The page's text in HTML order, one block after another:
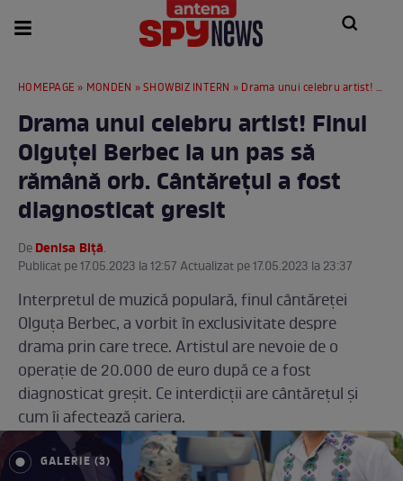
HOMEPAGE » MONDEN »SHOWBIZ INTERN » Drama unui celebru artist! Finul Olguței Berbec la un pas să rămână orb. Cântărețul a fost diagnosticat gresit
Drama unui celebru artist! Finul
Olguței Berbec la un pas să
rămână orb. Cântărețul a fost
diagnosticat gresit
DeDenisa Biță.
Publicat pe 17.05.2023 la 12:57 Actualizat pe 17.05.2023 la 23:37
Interpretul de muzică populară, finul cântăreței
Olguța Berbec, a vorbit în exclusivitate despre
drama prin care trece. Artistul are nevoie de o
operație de 20.000 de euro după ce a fost
diagnosticat greșit. Ce interdicții are cântărețul și
cum îi afectează cariera.
GALERIE (3)